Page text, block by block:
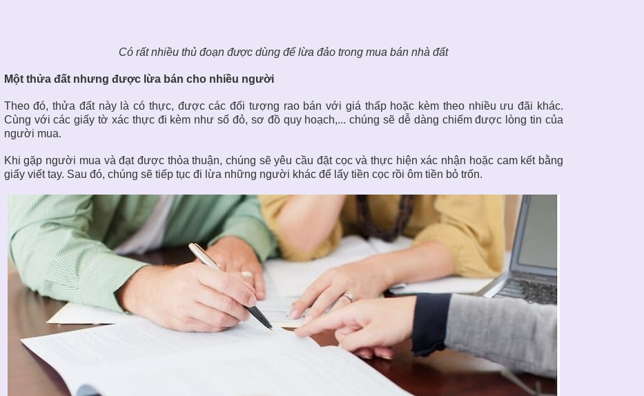
Có rất nhiều thủ đoạn được dùng để lừa đảo trong mua bán nhà đất
Một thửa đất nhưng được lừa bán cho nhiều người
Theo đó, thửa đất này là có thực, được các đối tượng rao bán với giá thấp hoặc kèm theo nhiều ưu đãi khác.
Cùng với các giấy tờ xác thực đi kèm như sổ đỏ, sơ đồ quy hoạch,... chúng sẽ dễ dàng chiếm được lòng tin của
người mua.
Khi gặp người mua và đạt được thỏa thuận, chúng sẽ yêu cầu đặt cọc và thực hiện xác nhận hoặc cam kết bằng
giấy viết tay. Sau đó, chúng sẽ tiếp tục đi lừa những người khác để lấy tiền cọc rồi ôm tiền bỏ trốn.